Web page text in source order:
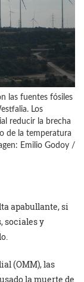
las fuentes fósiles
Los
reducir la brecha
de la temperatura
Emilio Godoy /
apabullante, si
sociales y
(OMM), las
la muerte de